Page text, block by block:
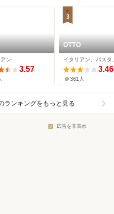
ン
3.57
3
OTTO
イタリアン、パスタ
3.46
361人
ランキングをもっと見る
広告を非表示